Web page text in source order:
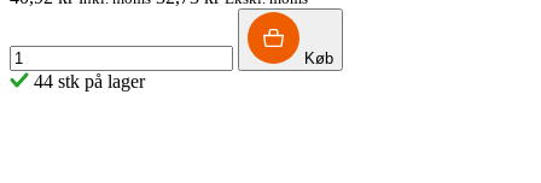
Køb
44 stk på lager